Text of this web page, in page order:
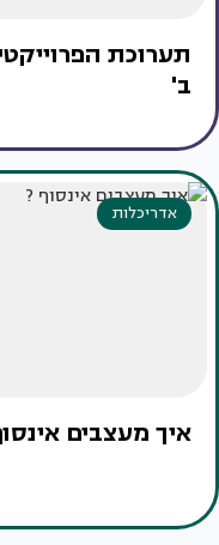
ב'
אדריכלות
איך מעצבים